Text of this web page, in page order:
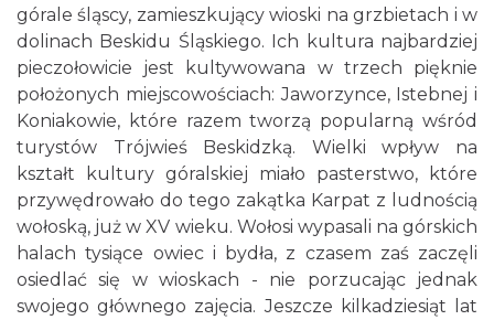
górale śląscy, zamieszkujący wioski na grzbietach i w
dolinach Beskidu Śląskiego. Ich kultura najbardziej
pieczołowicie jest kultywowana w trzech pięknie
położonych miejscowościach: Jaworzynce, Istebnej i
Koniakowie, które razem tworzą popularną wśród
turystów Trójwieś Beskidzką. Wielki wpływ na
kształt kultury góralskiej miało pasterstwo, które
przywędrowało do tego zakątka Karpat z ludnością
wołoską, już w XV wieku. Wołosi wypasali na górskich
halach tysiące owiec i bydła, z czasem zaś zaczęli
osiedlać się w wioskach - nie porzucając jednak
swojego głównego zajęcia. Jeszcze kilkadziesiąt lat